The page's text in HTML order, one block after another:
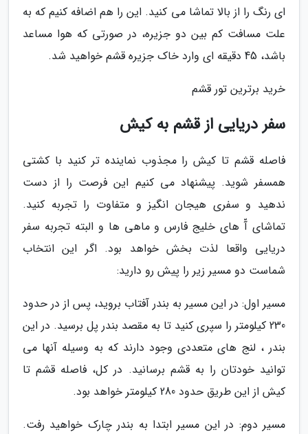
ای رنگ را از بالا تماشا می کنید. این را هم اضافه کنیم که به
علت مسافت کم بین دو جزیره، در صورتی که هوا مساعد
باشد، 45 دقیقه ای وارد خاک جزیره قشم خواهید شد.
خرید برترین تور قشم
سفر دریایی از قشم به کیش
فاصله قشم تا کیش را مجذوب نماینده تر کنید با کشتی
همسفر شوید. پیشنهاد می کنیم این فرصت را از دست
ندهید و سفری هیجان انگیز و متفاوت را تجربه کنید.
تماشای آّ های خلیج فارس و ماهی ها و البته تجربه سفر
دریایی واقعا لذت بخش خواهد بود. اگر این انتخاب
شماست دو مسیر زیر را پیش رو دارید:
مسیر اول: در این مسیر به بندر آفتاب بروید، پس از در حدود
230 کیلومتر را سپری کنید تا به مقصد بندر پل برسید. در این
بندر ، لنج های متعددی وجود دارند که به وسیله آنها می
توانید خودتان را به قشم برسانید. در کل، فاصله قشم تا
کیش از این طریق حدود 280 کیلومتر خواهد بود.
مسیر دوم: در این مسیر ابتدا به بندر چارک خواهید رفت.